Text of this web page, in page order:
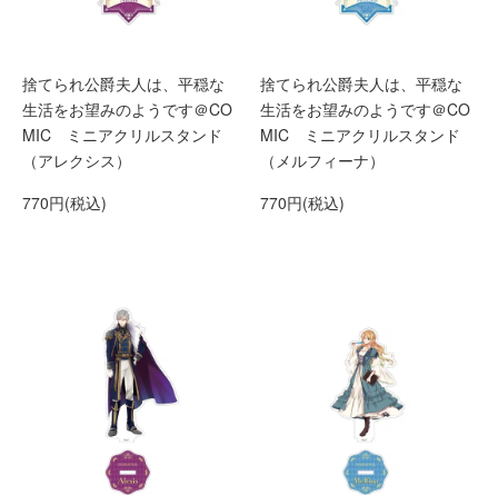
捨てられ公爵夫人は、平穏な
生活をお望みのようです＠CO
MIC ミニアクリルスタンド
（アレクシス）
770円(税込)
捨てられ公爵夫人は、平穏な
生活をお望みのようです＠CO
MIC ミニアクリルスタンド
（メルフィーナ）
770円(税込)